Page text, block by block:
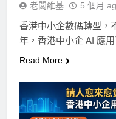
老闆維基 5 個月
香港中小企數碼轉型，
年，香港中小企 AI 應
Read More